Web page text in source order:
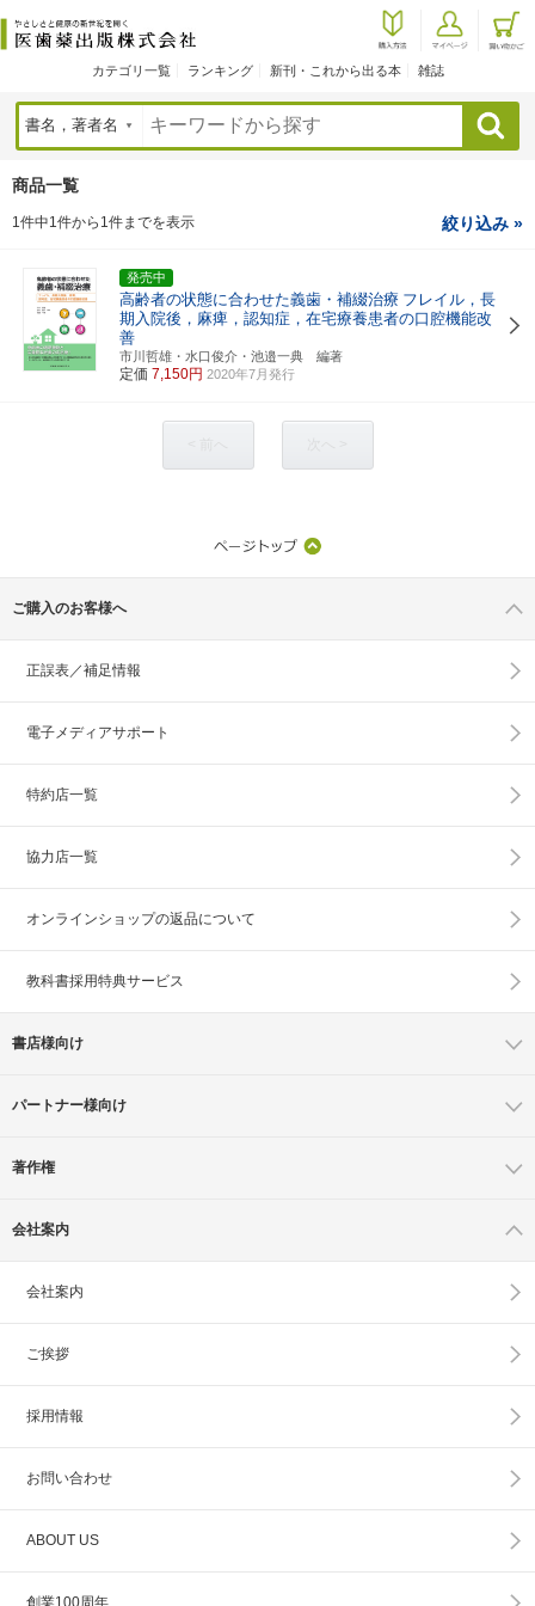
カテゴリ一覧 ランキング 新刊・これから出る本 雑誌
検索
商品一覧
1件中1件から1件までを表示 絞り込み »
発売中
高齢者の状態に合わせた義歯・補綴治療 フレイル，長
期入院後，麻痺，認知症，在宅療養患者の口腔機能改
善
市川哲雄・水口俊介・池邉一典 編著
定価 7,150円 2020年7月発行
ご購入のお客様へ
正誤表／補足情報
電子メディアサポート
特約店一覧
協力店一覧
オンラインショップの返品について
教科書採用特典サービス
書店様向け
パートナー様向け
著作権
会社案内
会社案内
ご挨拶
採用情報
お問い合わせ
ABOUT US
創業100周年